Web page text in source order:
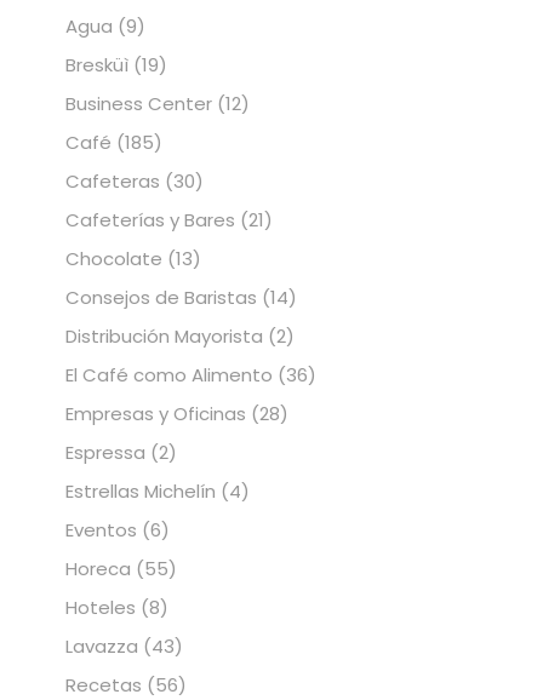
Agua (9)
Bresküì (19)
Business Center (12)
Café (185)
Cafeteras (30)
Cafeterías y Bares (21)
Chocolate (13)
Consejos de Baristas (14)
Distribución Mayorista (2)
El Café como Alimento (36)
Empresas y Oficinas (28)
Espressa (2)
Estrellas Michelín (4)
Eventos (6)
Horeca (55)
Hoteles (8)
Lavazza (43)
Recetas (56)